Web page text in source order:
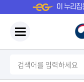
이 누리